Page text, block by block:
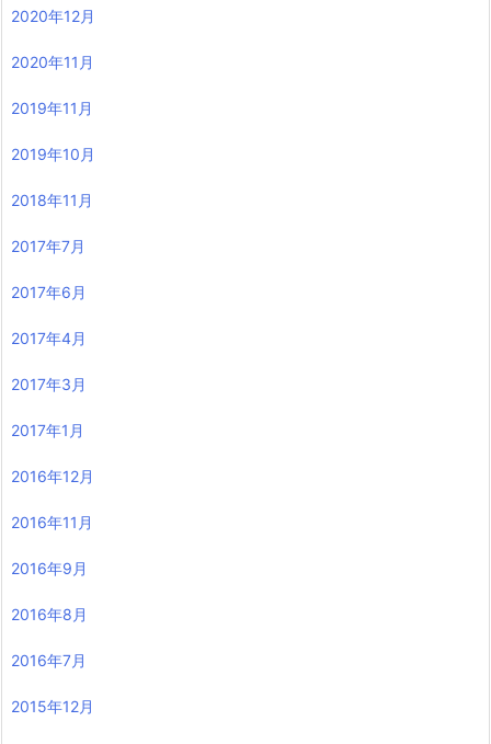
2020年12月
2020年11月
2019年11月
2019年10月
2018年11月
2017年7月
2017年6月
2017年4月
2017年3月
2017年1月
2016年12月
2016年11月
2016年9月
2016年8月
2016年7月
2015年12月